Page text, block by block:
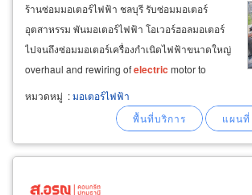
ร้านซ่อมมอเตอร์ไฟฟ้า ชลบุรี รับซ่อมมอเตอร์
อุตสาหรรม พันมอเตอร์ไฟฟ้า โอเวอร์ฮอลมอเตอร์
ไปจนถึงซ่อมมอเตอร์เครื่องกำเนิดไฟฟ้าขนาดใหญ่
overhaul and rewiring ofelectric motor to
generate ac current งานซ่อมมอเตอร์ไฟฟ้า ac
motor repairing / dc motor repairing โดยช่าง
ซ่อมมอเตอร์ชลบุรี &nbsp
หมวดหมู่ :มอเตอร์ไฟฟ้า